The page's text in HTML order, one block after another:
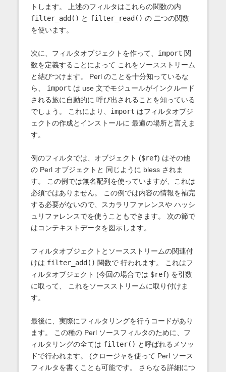
トします。 上述のフィルタはこれらの関数の内
filter_add() と filter_read() の 二つの関数
を使います。
次に、フィルタオブジェクトを作って、 import 関
数を定義することによって これをソースストリーム
と結びつけます。 Perl のことを十分知っているな
ら、 import は use 文でモジュールがインクルード
される旅に自動的に 呼び出されることを知っている
でしょう。 これにより、 import はフィルタオブジ
ェクトの作成とインストールに 最適の場所と言えま
す。
例のフィルタでは、オブジェクト ($ref) はその他
の Perl オブジェクトと 同じように bless されま
す。 この例では無名配列を使っていますが、これは
必須ではありません。 この例では内容の情報を補完
する必要がないので、スカラリファレンスや ハッシ
ュリファレンスでを使うこともできます。 次の節で
はコンテキストデータを図示します。
フィルタオブジェクトとソースストリームの関連付
けは filter_add() 関数で 行われます。 これはフ
ィルタオブジェクト (今回の場合では $ref) を引数
に取って、 これをソースストリームに取り付けま
す。
最後に、実際にフィルタリングを行うコードがあり
ます。 この種の Perl ソースフィルタのために、フ
ィルタリングの全ては filter() と呼ばれるメソッ
ドで行われます。 (クロージャを使って Perl ソース
フィルタを書くことも可能です。 さらなる詳細につ